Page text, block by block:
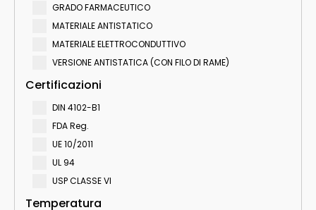
GRADO FARMACEUTICO
MATERIALE ANTISTATICO
MATERIALE ELETTROCONDUTTIVO
VERSIONE ANTISTATICA (CON FILO DI RAME)
Certificazioni
DIN 4102-B1
FDA Reg.
UE 10/2011
UL 94
USP CLASSE VI
Temperatura